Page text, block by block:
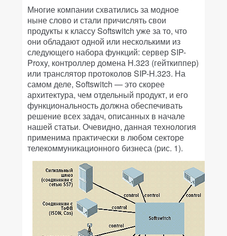
Многие компании схватились за модное
ныне слово и стали причислять свои
продукты к классу Softswitch уже за то, что
они обладают одной или несколькими из
следующего набора функций: сервер SIP-
Proxy, контроллер домена H.323 (гейткиппер)
или транслятор протоколов SIP-H.323. На
самом деле, Softswitch — это скорее
архитектура, чем отдельный продукт, и его
функциональность должна обеспечивать
решение всех задач, описанных в начале
нашей статьи. Очевидно, данная технология
применима практически в любом секторе
телекоммуникационного бизнеса (рис. 1).